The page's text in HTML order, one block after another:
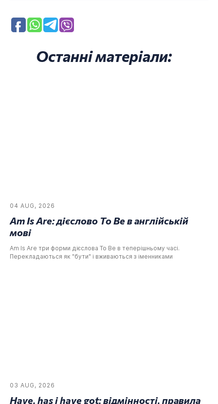
Останні матеріали:
04 AUG, 2026
Am Is Are: дієслово To Be в англійській
мові
Am Is Are три форми дієслова To Be в теперішньому часі.
Перекладаються як "бути" і вживаються з іменниками
03 AUG, 2026
Have, has і have got: відмінності, правила